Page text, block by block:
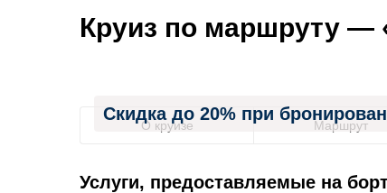
Круиз по маршруту —
Скидка до 20% при
О круизе Маршрут
Услуги, предоставляемые на